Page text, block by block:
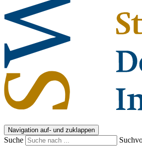
Navigation auf- und zuklappen
Suche